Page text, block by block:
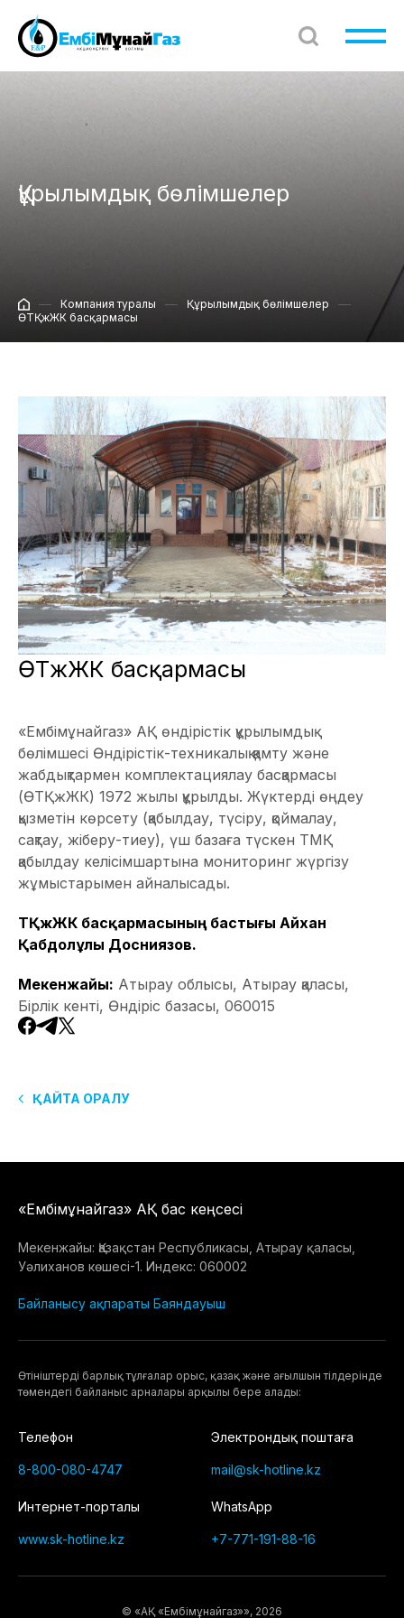
Құрылымдық бөлімшелер
Компания туралы
Құрылымдық бөлімшелер
ӨТҚжЖК басқармасы
ӨТҚжЖК басқармасы
«Ембімұнайгаз» АҚ өндірістік құрылымдық
бөлімшесі Өндірістік-техникалық қамту және
жабдықтармен комплектациялау басқармасы
(ӨТҚжЖК) 1972 жылы құрылды. Жүктерді өңдеу
қызметін көрсету (қабылдау, түсіру, қоймалау,
сақтау, жіберу-тиеу), үш базаға түскен ТМҚ
қабылдау келісімшартына мониторинг жүргізу
жұмыстарымен айналысады.
ӨТҚжЖК басқармасының бастығы Айхан
Қабдолұлы Досниязов.
Мекенжайы: Атырау облысы, Атырау қаласы,
Бірлік кенті, Өндіріс базасы, 060015
ҚАЙТА ОРАЛУ
«Ембімұнайгаз» АҚ бас кеңсесі
Мекенжайы: Қазақстан Республикасы, Атырау қаласы,
Уәлиханов көшесі-1. Индекс: 060002
Байланысу ақпараты Баяндауыш
Өтiнiштердi барлық тұлғалар орыс, қазақ және ағылшын тілдерінде
төмендегі байланыс арналары арқылы бере алады:
Телефон
8-800-080-4747
Электрондық поштаға
mail@sk-hotline.kz
Интернет-порталы
www.sk-hotline.kz
WhatsApp
+7-771-191-88-16
© «АҚ «Eмбімұнайгаз»», 2026